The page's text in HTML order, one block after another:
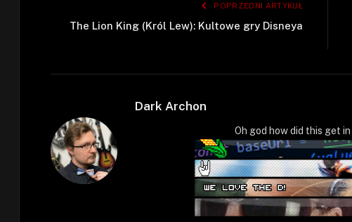
POPRZEDNI ARTYKUŁ
The Lion King (Król Lew): Kultowe gry Disneya
Dark Archon
Oh god how did this get